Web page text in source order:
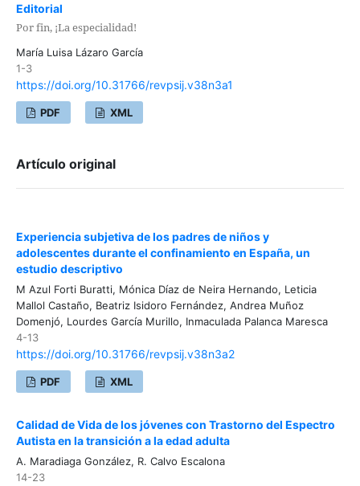
Editorial
Por fin, ¡La especialidad!
María Luisa Lázaro García
1-3
https://doi.org/10.31766/revpsij.v38n3a1
PDF XML
Artículo original
Experiencia subjetiva de los padres de niños y
adolescentes durante el confinamiento en España, un
estudio descriptivo
M Azul Forti Buratti, Mónica Díaz de Neira Hernando, Leticia
Mallol Castaño, Beatriz Isidoro Fernández, Andrea Muñoz
Domenjó, Lourdes García Murillo, Inmaculada Palanca Maresca
4-13
https://doi.org/10.31766/revpsij.v38n3a2
PDF XML
Calidad de Vida de los jóvenes con Trastorno del Espectro
Autista en la transición a la edad adulta
A. Maradiaga González, R. Calvo Escalona
14-23